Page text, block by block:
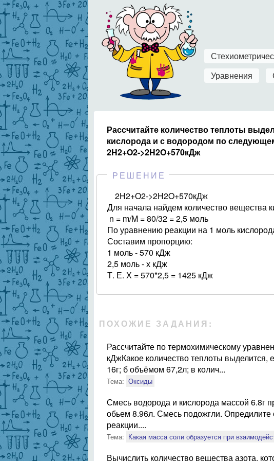
Уравнения
Рассчитайте количество теплоты
кислорода и с водородом по
2H2+O2->2H2O+570кДж
РЕШЕНИЕ
2H2+O2->2H2O+570кДж
Для начала найдем количество вещества
n = m/M = 80/32 = 2,5 моль
По уравнению реакции на 1 моль
Составим пропорцию:
1 моль - 570 кДж
2,5 моль - х кДж
Т. Е. Х = 570*2,5 = 1425 кДж
ПОХОЖИЕ ЗАДАНИЯ:
Рассчитайте по термохимическому
кДжКакое количество теплоты выделится,
16г; б объёмом 67,2л; в колич...
Тема: Оксиды
Смесь водорода и кислорода массой 6.8г
обьем 8.96л. Смесь подожгли. Опредилите
реакции....
Тема: Какая масса соли образуется при
Вычислить количество вещества азота,